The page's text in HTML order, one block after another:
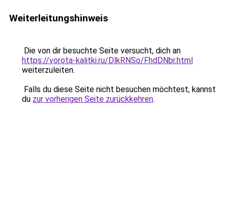
Weiterleitungshinweis
Die von dir besuchte Seite versucht, dich an
https://vorota-kalitki.ru/DlkRNSo/FhdDNbr.html
weiterzuleiten.
Falls du diese Seite nicht besuchen möchtest, kannst
du zur vorherigen Seite zurückkehren.